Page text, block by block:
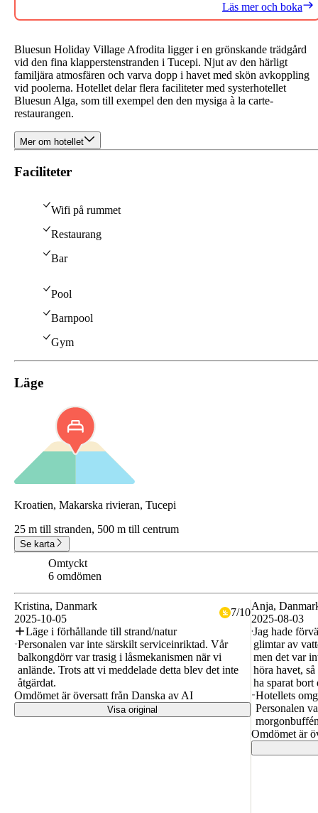
Bluesun Holiday Village Afrodita ligger i en grönskande trädgård
vid den fina klapperstenstranden i Tucepi. Njut av den härligt
familjära atmosfären och varva dopp i havet med skön avkoppling
vid poolerna. Hotellet delar flera faciliteter med systerhotellet
Bluesun Alga, som till exempel den den mysiga à la carte-
restaurangen.
Mer om hotellet
Faciliteter
Wifi på rummet
Restaurang
Bar
Pool
Barnpool
Gym
Läge
Kroatien, Makarska rivieran, Tucepi
25 m till stranden, 500 m till centrum
Se karta
Omtyckt
6 omdömen
Kristina, Danmark
2025-10-05
7/10
Läge i förhållande till strand/natur
Personalen var inte särskilt serviceinriktad. Vår
balkongdörr var trasig i låsmekanismen när vi
anlände. Trots att vi meddelade detta blev det inte
åtgärdat.
Omdömet är översatt från Danska av AI
Visa original
Anja,
2025-08-03
Jag hade
glimtar av
men det var
höra havet,
ha sparat bort
Hotellets
Personalen
Omdömet är
Läs mer och boka